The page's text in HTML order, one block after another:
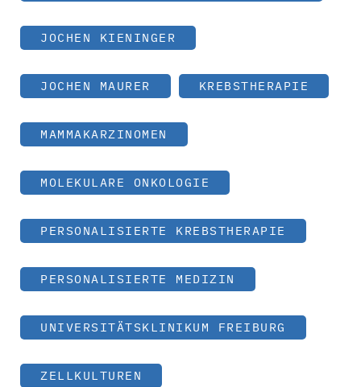
JOCHEN KIENINGER
JOCHEN MAURER KREBSTHERAPIE
MAMMAKARZINOMEN
MOLEKULARE ONKOLOGIE
PERSONALISIERTE KREBSTHERAPIE
PERSONALISIERTE MEDIZIN
UNIVERSITÄTSKLINIKUM FREIBURG
ZELLKULTUREN